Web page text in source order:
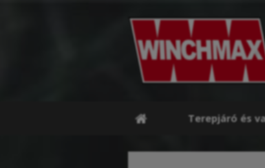
Terepjáró és